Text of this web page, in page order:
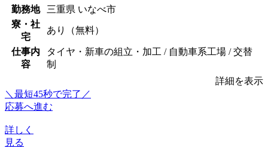
勤務地
三重県 いなべ市
寮・社
宅
あり（無料）
仕事内
容
タイヤ・新車の組立・加工 / 自動車系工場 / 交替
制
詳細を表示
＼最短45秒で完了／
応募へ進む
詳しく
見る